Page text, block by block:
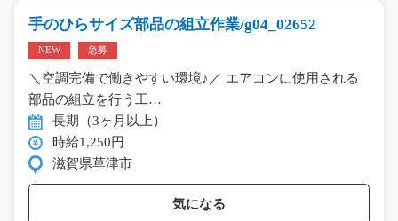
手のひらサイズ部品の組立作業/g04_02652
NEW 急募
＼空調完備で働きやすい環境♪／ エアコンに使用される
部品の組立を行う工…
長期（3ヶ月以上）
時給1,250円
滋賀県草津市
気になる